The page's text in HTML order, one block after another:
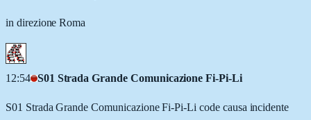
in direzione Roma
12:54 S01 Strada Grande Comunicazione Fi-Pi-Li
S01 Strada Grande Comunicazione Fi-Pi-Li code causa incidente